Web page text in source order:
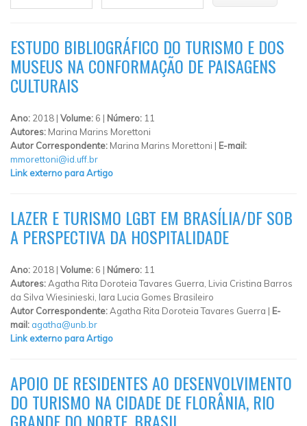
ESTUDO BIBLIOGRÁFICO DO TURISMO E DOS
MUSEUS NA CONFORMAÇÃO DE PAISAGENS
CULTURAIS
Ano: 2018 | Volume: 6 | Número: 11
Autores: Marina Marins Morettoni
Autor Correspondente: Marina Marins Morettoni | E-mail:
mmorettoni@id.uff.br
Link externo para Artigo
LAZER E TURISMO LGBT EM BRASÍLIA/DF SOB
A PERSPECTIVA DA HOSPITALIDADE
Ano: 2018 | Volume: 6 | Número: 11
Autores:Agatha Rita Doroteia Tavares Guerra, Livia Cristina Barros
da Silva Wiesinieski, Iara Lucia Gomes Brasileiro
Autor Correspondente:Agatha Rita Doroteia Tavares Guerra | E-
mail: agatha@unb.br
Link externo para Artigo
APOIO DE RESIDENTES AO DESENVOLVIMENTO
DO TURISMO NA CIDADE DE FLORÂNIA, RIO
GRANDE DO NORTE, BRASIL